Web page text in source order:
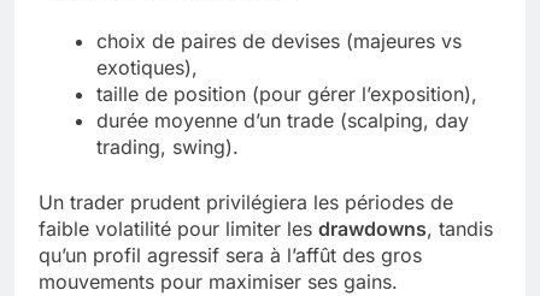
choix de paires de devises (majeures vs
exotiques),
taille de position (pour gérer l’exposition),
durée moyenne d’un trade (scalping, day
trading, swing).
Un trader prudent privilégiera les périodes de
faible volatilité pour limiter les drawdowns, tandis
qu’un profil agressif sera à l’affût des gros
mouvements pour maximiser ses gains.